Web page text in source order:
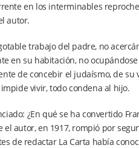
en los interminables
autor.
trabajo del padre, no
en su habitación, no
de concebir el judaísmo, de
vivir, todo condena al hijo.
¿En qué se ha convertido
el autor, en 1917, rompió por
de redactar La Carta había